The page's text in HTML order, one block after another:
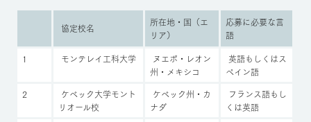
協定校名
所在地・国（エ
リア）
応募に必要な言
語
1
モンテレイ工科大学
ヌエボ・レオン
州・メキシコ
英語もしくはス
ペイン語
2
ケベック大学モント
リオール校
ケベック州・カ
ナダ
フランス語もし
くは英語